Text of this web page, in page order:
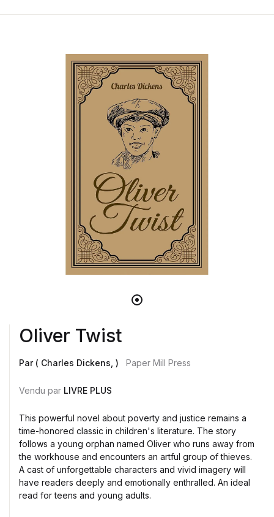
Oliver Twist
Par ( Charles Dickens, ) Paper Mill Press
Vendu par LIVRE PLUS
This powerful novel about poverty and justice remains a
time-honored classic in children's literature. The story
follows a young orphan named Oliver who runs away from
the workhouse and encounters an artful group of thieves.
A cast of unforgettable characters and vivid imagery will
have readers deeply and emotionally enthralled. An ideal
read for teens and young adults.